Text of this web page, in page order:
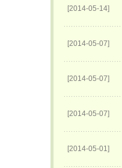
[2014-05-14]
[2014-05-07]
[2014-05-07]
[2014-05-07]
[2014-05-01]